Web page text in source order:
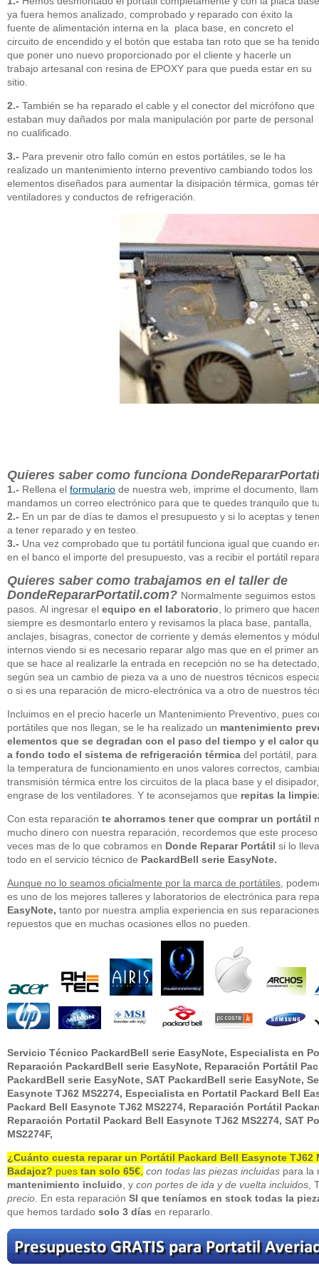
ya fuera hemos analizado, comprobado y reparado con éxito la
fuente de alimentación interna en la placa base, en concreto el
circuito de encendido y el botón que estaba tan roto que se ha tenido
que poner uno nuevo proporcionado por el cliente y hacerle un
trabajo artesanal con resina de EPOXY para que pueda estar en su
sitio.
2.- También se ha reparado el cable y el conector del micrófono que
estaban muy dañados por mala manipulación por parte de personal
no cualificado.
3.- Para prevenir otro fallo común en estos portátiles, se le ha
realizado un mantenimiento interno preventivo cambiando todos los
elementos diseñados para aumentar la disipación térmica, gomas
ventiladores y conductos de refrigeración.
Quieres saber como funciona
1.- Rellena el formulario de nuestra web, imprime el documento,
mandamos un correo electrónico para que te quedes tranquilo que
2.- En un par de días te damos el presupuesto y si lo aceptas y
a tener reparado y en testeo.
3.- Una vez comprobado que tu portátil funciona igual que cuando
en el banco el importe del presupuesto, vas a recibir el portátil
Quieres saber como trabajamos en el taller de
DondeRepararPortatil.com? Normalmente seguimos estos
pasos. Al ingresar el equipo en el laboratorio , lo primero que
siempre es desmontarlo entero y revisamos la placa base, pantalla,
anclajes, bisagras, conector de corriente y demás elementos y
internos viendo si es necesario reparar algo mas que en el primer
que se hace al realizarle la entrada en recepción no se ha detectado,
según sea un cambio de pieza va a uno de nuestros técnicos
o si es una reparación de micro-electrónica va a otro de nuestros
Incluimos en el precio hacerle un Mantenimiento Preventivo, pues
portátiles que nos llegan, se le ha realizado un mantenimiento
elementos que se degradan con el paso del tiempo y el calor
a fondo todo el sistema de refrigeración térmica del portátil,
la temperatura de funcionamiento en unos valores correctos,
transmisión térmica entre los circuitos de la placa base y el
engrase de los ventiladores. Y te aconsejamos que repitas la
Con esta reparación te ahorramos tener que comprar un portátil
mucho dinero con nuestra reparación, recordemos que este
veces mas de lo que cobramos en Donde Reparar Portátil si lo
todo en el servicio técnico de PackardBell serie EasyNote.
Aunque no lo seamos oficialmente por la marca de portátiles ,
es uno de los mejores talleres y laboratorios de electrónica para
EasyNote, tanto por nuestra amplia experiencia en sus
repuestos que en muchas ocasiones ellos no pueden.
Servicio Técnico PackardBell serie EasyNote, Especialista en
Reparación PackardBell serie EasyNote, Reparación Portátil
PackardBell serie EasyNote, SAT PackardBell serie EasyNote,
Easynote TJ62 MS2274, Especialista en Portatil Packard Bell
Packard Bell Easynote TJ62 MS2274, Reparación Portátil
Reparación Portatil Packard Bell Easynote TJ62 MS2274, SAT
MS2274F,
¿Cuánto cuesta reparar un Portátil Packard Bell Easynote TJ62
Badajoz? pues tan solo 65€ con todas las piezas incluidas para la
mantenimiento incluido , y con portes de ida y de vuelta incluidos ,
precio . En esta reparación SI que teníamos en stock todas la
que hemos tardado solo 3 días en repararlo.